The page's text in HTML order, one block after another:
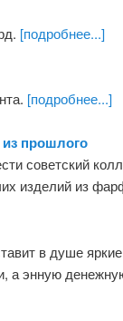
[подробнее...]
[подробнее...]
прошлого
советский
изделий из
в душе
а энную